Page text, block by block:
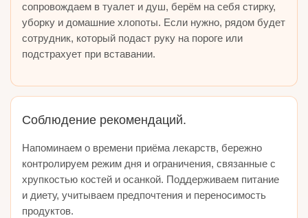
сопровождаем в туалет и душ, берём на себя стирку,
уборку и домашние хлопоты. Если нужно, рядом будет
сотрудник, который подаст руку на пороге или
подстрахует при вставании.
Соблюдение рекомендаций.
Напоминаем о времени приёма лекарств, бережно
контролируем режим дня и ограничения, связанные с
хрупкостью костей и осанкой. Поддерживаем питание
и диету, учитываем предпочтения и переносимость
продуктов.